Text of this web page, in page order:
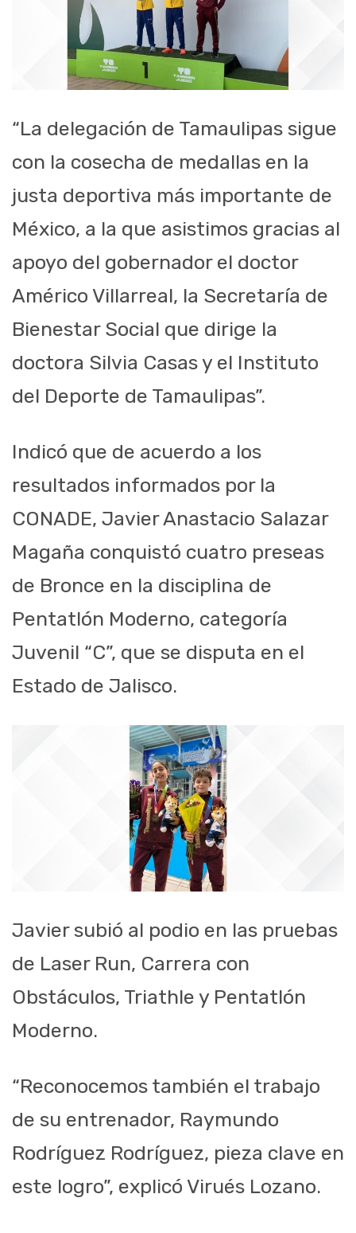
“La delegación de Tamaulipas sigue
con la cosecha de medallas en la
justa deportiva más importante de
México, a la que asistimos gracias al
apoyo del gobernador el doctor
Américo Villarreal, la Secretaría de
Bienestar Social que dirige la
doctora Silvia Casas y el Instituto
del Deporte de Tamaulipas”.
Indicó que de acuerdo a los
resultados informados por la
CONADE, Javier Anastacio Salazar
Magaña conquistó cuatro preseas
de Bronce en la disciplina de
Pentatlón Moderno, categoría
Juvenil “C”, que se disputa en el
Estado de Jalisco.
Javier subió al podio en las pruebas
de Laser Run, Carrera con
Obstáculos, Triathle y Pentatlón
Moderno.
“Reconocemos también el trabajo
de su entrenador, Raymundo
Rodríguez Rodríguez, pieza clave en
este logro”, explicó Virués Lozano.